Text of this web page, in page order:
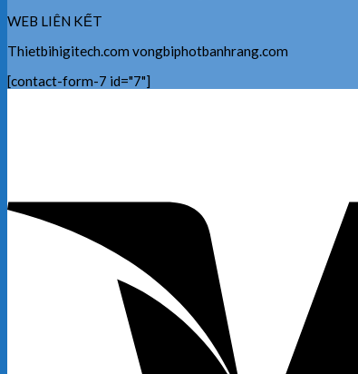
WEB LIÊN KẾT
Thietbihigitech.com vongbiphotbanhrang.com
[contact-form-7 id="7"]